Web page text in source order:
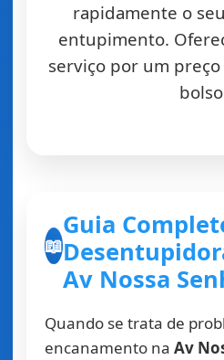
rapidamente o
entupimento.
serviço por um
📖
Guia
Av Nossa
Quando se trata de
encanamento na Av